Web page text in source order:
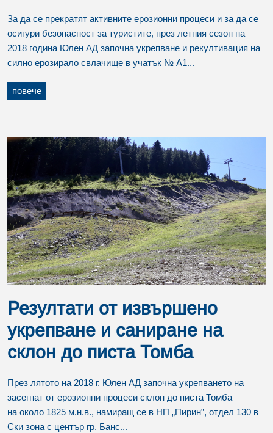
За да се прекратят активните ерозионни процеси и за да се
осигури безопасност за туристите, през летния сезон на
2018 година Юлен АД започна укрепване и рекултивация на
силно ерозирало свлачище в учатък № А1...
повече
Резултати от извършено
укрепване и саниране на
склон до писта Томба
През лятото на 2018 г. Юлен АД започна укрепването на
засегнат от ерозионни процеси склон до писта Томба
на около 1825 м.н.в., намиращ се в НП „Пирин”, отдел 130 в
Ски зона с център гр. Банс...